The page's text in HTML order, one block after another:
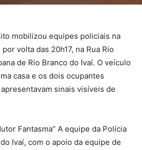
mobilizou equipes policiais na
volta das 20h17, na Rua Rio
de Rio Branco do Ivaí. O veículo
casa e os dois ocupantes
sinais visíveis de
Fantasma” A equipe da Polícia
Ivaí, com o apoio da equipe de